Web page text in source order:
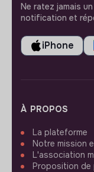
Ne ratez jamais
notification et
iPhone
À PROPOS
La plateforme
Notre mission
L'association
Proposition de